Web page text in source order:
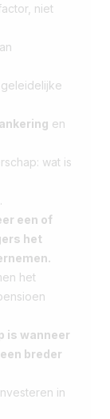
niet
en
wat is
een of
het
het
is wanneer
breder
in